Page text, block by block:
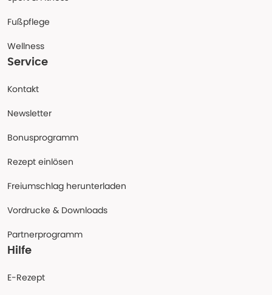
Fußpflege
Wellness
Service
Kontakt
Newsletter
Bonusprogramm
Rezept einlösen
Freiumschlag herunterladen
Vordrucke & Downloads
Partnerprogramm
Hilfe
E-Rezept